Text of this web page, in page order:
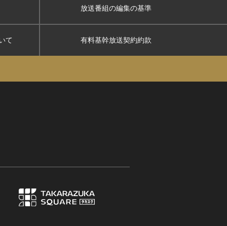
放送番組の編集の基準
て 有料基幹放送契約約款